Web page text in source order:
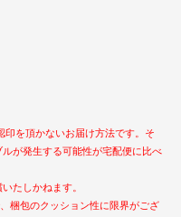
印を頂かないお届け方法です。そ
が発生する可能性が宅配便に比べ
たしかねます。
梱包のクッション性に限界がござ